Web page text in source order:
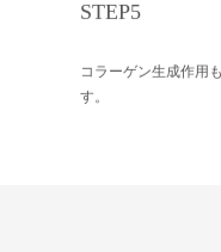
STEP5
コラーゲン生成作用
す。